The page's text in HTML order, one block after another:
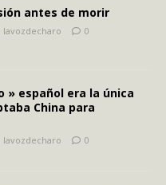
antes de morir
lavozdecharo 0
» español era la única
China para
lavozdecharo 0